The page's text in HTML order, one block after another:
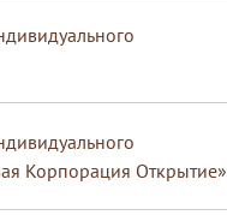
Корпорация Открытие»